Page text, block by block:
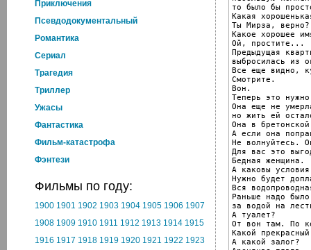
Приключения
Псевдодокументальный
Романтика
Cериал
Трагедия
Триллер
Ужасы
Фантастика
Фильм-катастрофа
Фэнтези
Фильмы по году:
1900 1901 1902 1903 1904 1905 1906 1907
1908 1909 1910 1911 1912 1913 1914 1915
1916 1917 1918 1919 1920 1921 1922 1923
то было бы
Какая
Ты Мирза, верно?
Какое хорошее
Ой, простите...
Предыдущая
выбросилась из
Все еще видно,
Смотрите.
Вон.
Теперь это
Она еще не
но жить ей
Она в
А если она
Не волнуйтесь.
Для вас это
Бедная женщина.
А каковы
Нужно будет
Вся
Раньше надо
за водой на
А туалет?
От вон там. По
Какой
А какой залог?